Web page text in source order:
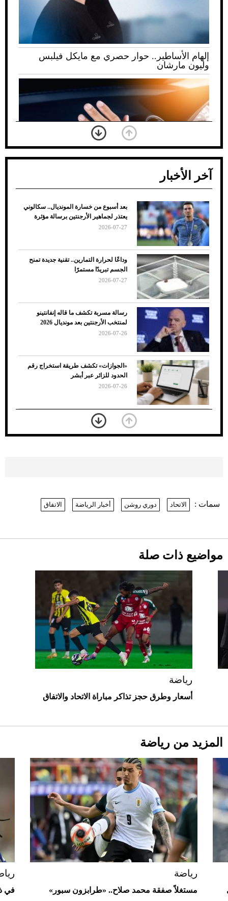
إلهام الأساطير.. حوار حصري مع مايكل فيلبس
وليون مارشان
ضعف تبريد مكيف السيارة عند الوقوف.. أشهر
الأسباب والحلول
7 نصائح لاختيار لون البنطلون المناسب للقميص
الأسود
أغلى 10 عطور في العالم للرجال تمنحك فخامة
استثنائية
Aston Martin Valiant: على هوى الأبطال
آخر الأخبار
بعد أسبوع من خسارة المونديال.. سكالوني
يعتذر لجماهير الأرجنتين برسالة مؤثرة
2026-07-27
وداعًا لحرارة التمارين.. تقنية جديدة تمنح
الجسم تبريدًا مستمرًا
2026-07-27
رسالة مسربة تكشف ما قاله إنفانتينو
لمنتخب الأرجنتين بعد مونديال 2026
2026-07-26
«الجوازات» تكشف طريقة استخراج رقم
الحدود للزائر عبر أبشر
2026-07-26
بعد 7 أشهر من تعرضه لحادث مروع.. جوشوا
يفوز على برينغا بـ"الضربة القاضية" (فيديو)
Comeback" في جدة (فيديو)
2026-07-25
"بوجاتي ميسترال" الاستثنائية للبيع في
مزاد مونتيري
2026-07-23
سمات : الاتحاد دوري روشن أخبار الرياضة الاتفاق
مواضيع ذات صلة
رياضة
أسعار وطرق حجز تذاكر مباراة الاتحاد والاتفاق
المزيد من رياضة
رياضة
مستغلاً صفقة محمد صلاح.. «طرابزون سبور» في